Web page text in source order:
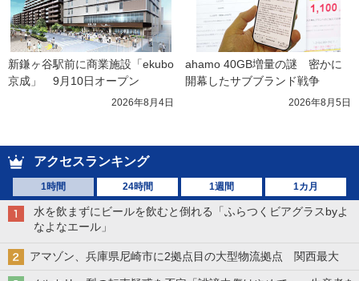
新鎌ヶ谷駅前に商業施設「ekubo
京成」　9月10日オープン
2026年8月4日
ahamo 40GB増量の謎　密かに
開幕したサブブランド戦争
2026年8月5日
アクセスランキング
1時間 24時間 1週間 1カ月
水を飲まずにビールを飲むと倒れる「ふらつくビアグラスbyよ
なよなエール」
アマゾン、兵庫県尼崎市に2拠点目の大型物流拠点 関西最大